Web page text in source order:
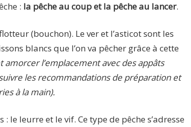
: la pêche au coup et la pêche au lancer.
(bouchon). Le ver et l’asticot sont les
blancs que l’on va pêcher grâce à cette
l’emplacement avec des appâts
les recommandations de préparation et
à la main).
leurre et le vif. Ce type de pêche s’adresse